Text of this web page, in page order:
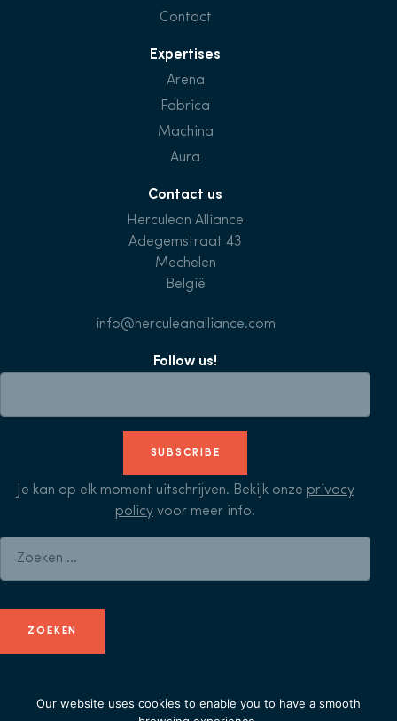
Contact
Expertises
Arena
Fabrica
Machina
Aura
Contact us
Herculean Alliance
Adegemstraat 43
Mechelen
België
info@herculeanalliance.com
Follow us!
SUBSCRIBE
Je kan op elk moment uitschrijven. Bekijk onze privacy
policy voor meer info.
© Herculean Alliance - Member of Duval Union
Our website uses cookies to enable you to have a smooth